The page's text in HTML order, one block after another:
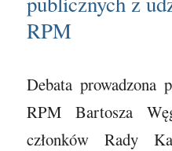
RPM
Debata prowadzona
RPM Bartosza
członków Rady